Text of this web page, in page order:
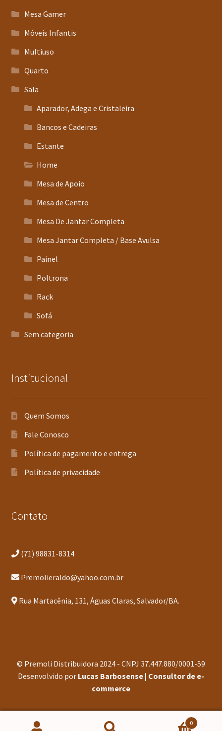
Mesa Gamer
Móveis Infantis
Multiuso
Quarto
Sala
Aparador, Adega e Cristaleira
Bancos e Cadeiras
Estante
Home
Mesa de Apoio
Mesa de Centro
Mesa De Jantar Completa
Mesa Jantar Completa / Base Avulsa
Painel
Poltrona
Rack
Sofá
Sem categoria
Institucional
Quem Somos
Fale Conosco
Política de pagamento e entrega
Política de privacidade
Contato
(71) 98831-8314
Premolieraldo@yahoo.com.br
Rua Martacênia, 131, Águas Claras, Salvador/BA.
© Premoli Distribuidora 2024 - CNPJ 37.447.880/0001-59
Desenvolvido por Lucas Barbosense | Consultor de e-
commerce
0